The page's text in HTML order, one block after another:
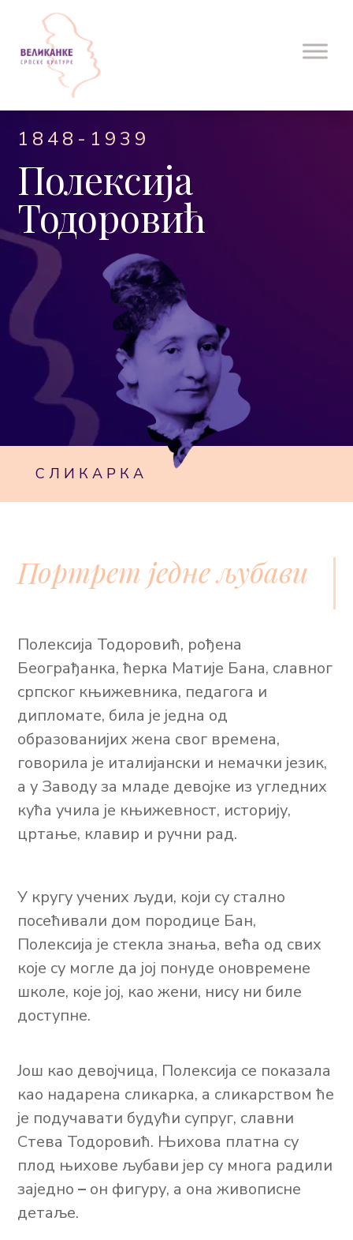
1848-1939
Полексија
Тодоровић
СЛИКАРКА
Портрет једне љубави
Полексија Тодоровић, рођена
Београђанка, ћерка Матије Бана, славног
српског књижевника, педагога и
дипломате, била је једна од
образованијих жена свог времена,
говорила је италијански и немачки језик,
а у Заводу за младе девојке из угледних
кућа учила је књижевност, историју,
цртање, клавир и ручни рад.
У кругу учених људи, који су стално
посећивали дом породице Бан,
Полексија је стекла знања, већа од свих
које су могле да јој понуде оновремене
школе, које јој, као жени, нису ни биле
доступне.
Још као девојчица, Полексија се показала
као надарена сликарка, а сликарством ће
је подучавати будући супруг, славни
Стева Тодоровић. Њихова платна су
плод њихове љубави јер су многа радили
заједно– он фигуру, а она живописне
детаље.